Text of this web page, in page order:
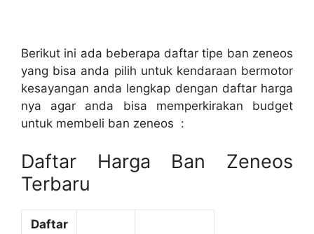
Berikut ini ada beberapa daftar tipe ban zeneos
yang bisa anda pilih untuk kendaraan bermotor
kesayangan anda lengkap dengan daftar harga
nya agar anda bisa memperkirakan budget
untuk membeli ban zeneos :
Daftar Harga Ban Zeneos
Terbaru
Daftar